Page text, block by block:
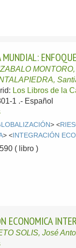
Los Libros de la
1 .- Español
> <
> <INTEGRACIÓN
( libro )
ECONOMICA
SOLIS, José